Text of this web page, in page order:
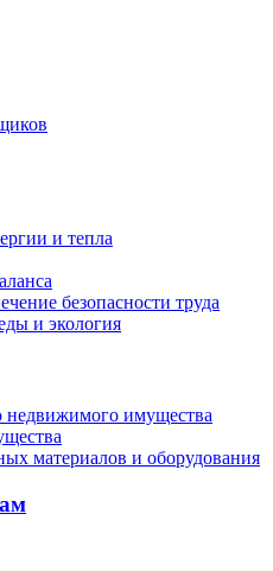
и тепла
безопасности труда
и экология
имущества
материалов и оборудования